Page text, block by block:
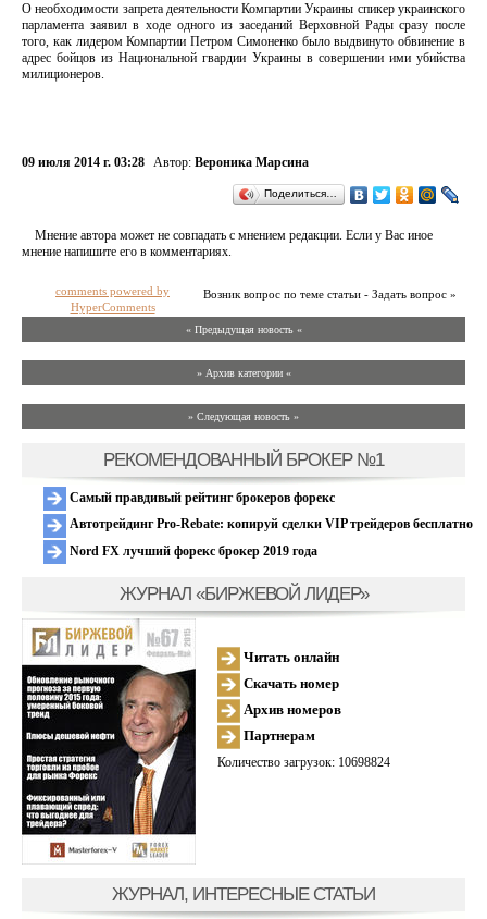
О необходимости запрета деятельности Компартии Украины спикер украинского
парламента заявил в ходе одного из заседаний Верховной Рады сразу после
того, как лидером Компартии Петром Симоненко было выдвинуто обвинение в
адрес бойцов из Национальной гвардии Украины в совершении ими убийства
милиционеров.
09 июля 2014 г. 03:28 Автор: Вероника Марсина
Поделиться…
Мнение автора может не совпадать с мнением редакции. Если у Вас иное
мнение напишите его в комментариях.
Возник вопрос по теме статьи - Задать вопрос »
comments powered by
HyperComments
« Предыдущая новость «
» Архив категории «
» Следующая новость »
РЕКОМЕНДОВАННЫЙ БРОКЕР №1
Самый правдивый рейтинг брокеров форекс
Автотрейдинг Pro-Rebate: копируй сделки VIP трейдеров бесплатно
Nord FX лучший форекс брокер 2019 года
ЖУРНАЛ «БИРЖЕВОЙ ЛИДЕР»
Читать онлайн
Скачать номер
Архив номеров
Партнерам
Количество загрузок: 10698824
ЖУРНАЛ, ИНТЕРЕСНЫЕ СТАТЬИ